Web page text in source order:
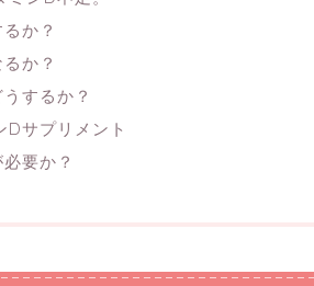
か？
か？
するか？
サプリメント
要か？